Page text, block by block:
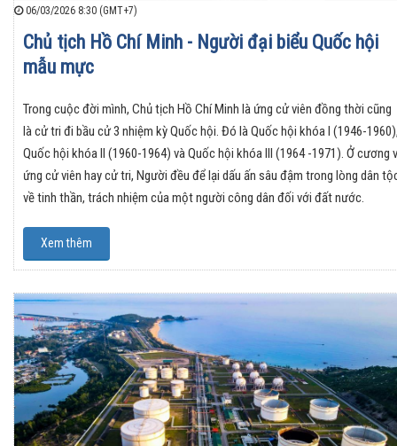
06/03/2026 8:30 (GMT+7)
Chủ tịch Hồ Chí Minh - Người đại biểu Quốc hội
mẫu mực
Trong cuộc đời mình, Chủ tịch Hồ Chí Minh là ứng cử viên đồng thời cũng
là cử tri đi bầu cử 3 nhiệm kỳ Quốc hội. Đó là Quốc hội khóa I (1946-
Quốc hội khóa II (1960-1964) và Quốc hội khóa III (1964 -1971). Ở cương
ứng cử viên hay cử tri, Người đều để lại dấu ấn sâu đậm trong lòng dân
về tinh thần, trách nhiệm của một người công dân đối với đất nước.
Xem thêm